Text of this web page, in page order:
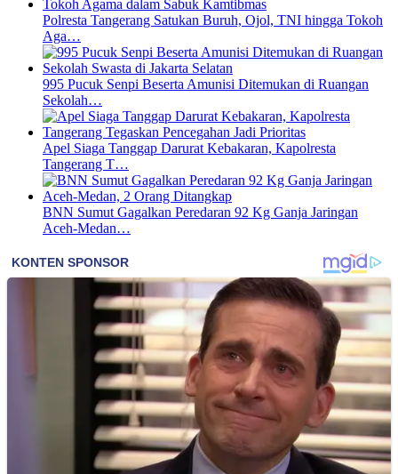
Polresta Tangerang Satukan Buruh, Ojol, TNI hingga Tokoh
Aga…
995 Pucuk Senpi Beserta Amunisi Ditemukan di Ruangan
Sekolah…
Apel Siaga Tanggap Darurat Kebakaran, Kapolresta
Tangerang T…
BNN Sumut Gagalkan Peredaran 92 Kg Ganja Jaringan
Aceh-Medan…